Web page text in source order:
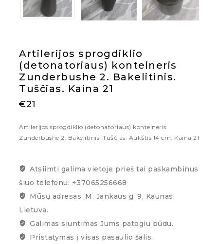
Artilerijos sprogdiklio
(detonatoriaus) konteineris
Zunderbushe 2. Bakelitinis.
Tuščias. Kaina 21
€21
Artilerijos sprogdiklio (detonatoriaus) konteineris
Zunderbushe 2. Bakelitinis. Tuščias. Aukštis 14 cm. Kaina 21
Atsiimti galima vietoje prieš tai paskambinus
šiuo telefonu: +37065256668
Mūsų adresas: M. Jankaus g. 9, Kaunas,
Lietuva.
Galimas siuntimas Jums patogiu būdu.
Pristatymas į visas pasaulio šalis.